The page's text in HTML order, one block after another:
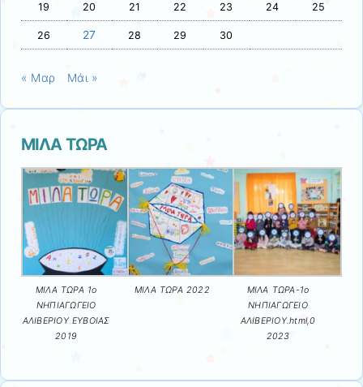
19 20 21 22 23 24 25
26 27 28 29 30
« Μαρ Μάι »
ΜΙΛΑ ΤΩΡΑ
ΜΙΛΑ ΤΩΡΑ 1ο
ΝΗΠΙΑΓΩΓΕΙΟ
ΑΛΙΒΕΡΙΟΥ ΕΥΒΟΙΑΣ
2019
ΜΙΛΑ ΤΩΡΑ 2022
ΜΙΛΑ ΤΩΡΑ-1ο
ΝΗΠΙΑΓΩΓΕΙΟ
ΑΛΙΒΕΡΙΟΥ.html,0
2023